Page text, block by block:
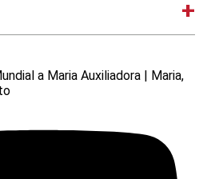
a Maria Auxiliadora | Maria,